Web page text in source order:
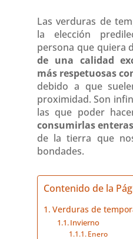
Las verduras de
la elección
persona que quiera
de una calidad
más respetuosas
debido a que
proximidad. Son
las que poder
consumirlas enteras
de la tierra que
bondades.
Contenido de la
Verduras de
Invierno
Enero